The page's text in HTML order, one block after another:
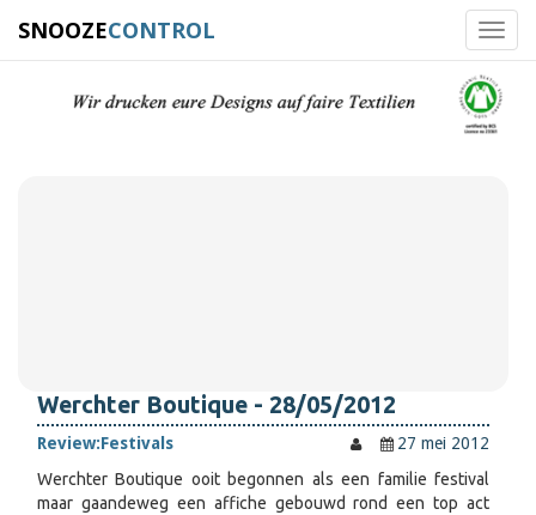
SNOOZECONTROL
Werchter Boutique - 28/05/2012
Review:Festivals
27 mei 2012
Werchter Boutique ooit begonnen als een familie festival
maar gaandeweg een affiche gebouwd rond een top act